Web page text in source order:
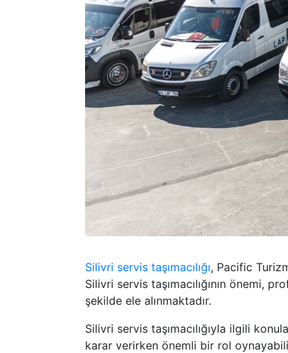
Silivri servis taşımacılığı, Pacific
Silivri servis taşımacılığının önemi,
şekilde ele alınmaktadır.
Silivri servis taşımacılığıyla ilgili
karar verirken önemli bir rol